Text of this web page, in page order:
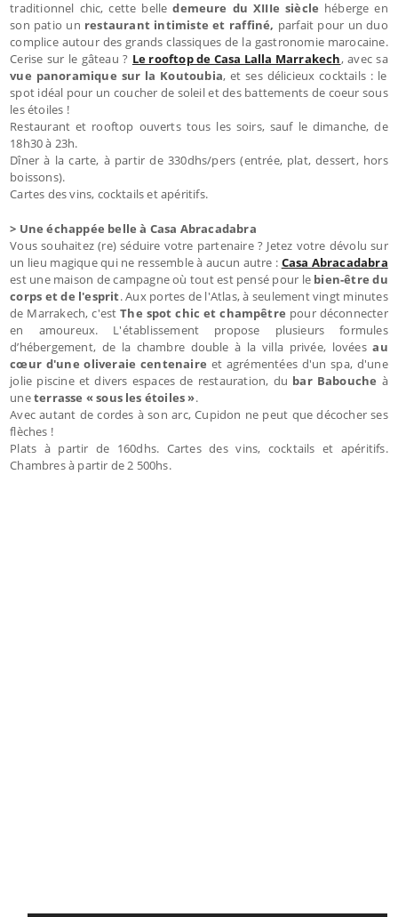
traditionnel chic, cette belledemeure du XIIIe siècle héberge en
son patio un restaurant intimiste et raffiné, parfait pour un duo
complice autour des grands classiques de la gastronomie marocaine.
Cerise sur le gâteau ? Le rooftop de Casa Lalla Marrakech, avec sa
vue panoramique sur la Koutoubia, et ses délicieux cocktails : le
spot idéal pour un coucher de soleil et des battements de coeur sous
les étoiles !
Restaurant et rooftop ouverts tous les soirs, sauf le dimanche, de
18h30 à 23h.
Dîner à la carte, à partir de 330dhs/pers (entrée, plat, dessert, hors
boissons).
Cartes des vins, cocktails et apéritifs.
> Une échappée belle à Casa Abracadabra
Vous souhaitez (re) séduire votre partenaire ? Jetez votre dévolu sur
un lieu magique qui ne ressemble à aucun autre : Casa Abracadabra
est une maison de campagne où tout est pensé pour lebien-être du
corps et de l'esprit. Aux portes de l'Atlas, à seulement vingt minutes
de Marrakech, c'estThe spot chic et champêtre pour déconnecter
en amoureux. L'établissement propose plusieurs formules
d’hébergement, de la chambre double à la villa privée, lovéesau
cœur d'une oliveraie centenaire et agrémentées d'un spa, d'une
jolie piscine et divers espaces de restauration, du bar Babouche à
uneterrasse « sous les étoiles ».
Avec autant de cordes à son arc, Cupidon ne peut que décocher ses
flèches !
Plats à partir de 160dhs. Cartes des vins, cocktails et apéritifs.
Chambres à partir de 2 500hs.